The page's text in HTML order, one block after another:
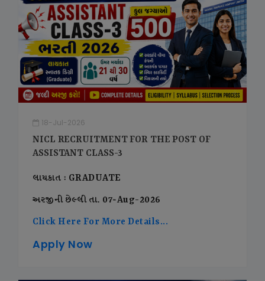
18-Jul-2026
NICL RECRUITMENT FOR THE POST OF
ASSISTANT CLASS-3
લાયકાત : GRADUATE
અરજીની છેલ્લી તા. 07-Aug-2026
Click Here For More Details...
Apply Now